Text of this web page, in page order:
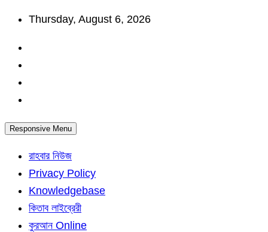
Skip
content
Thursday, August 6, 2026
Responsive Menu
রাহবার নিউজ
Privacy Policy
Knowledgebase
কিতাব লাইব্রেরী
কুরআন Online